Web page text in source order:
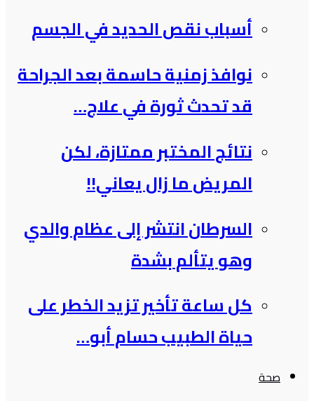
أسباب نقص الحديد في الجسم
نوافذ زمنية حاسمة بعد الجراحة
قد تحدث ثورة في علاج…
نتائج المختبر ممتازة، لكن
المريض ما زال يعاني!!
السرطان انتشر إلى عظام والدي
وهو يتألم بشدة
كل ساعة تأخير تزيد الخطر على
حياة الطبيب حسام أبو…
صحة